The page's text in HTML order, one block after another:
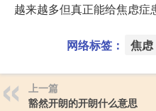
越来越多但真正能给焦虑症
网络标签： 焦虑
上一篇
豁然开朗的开朗什么意思